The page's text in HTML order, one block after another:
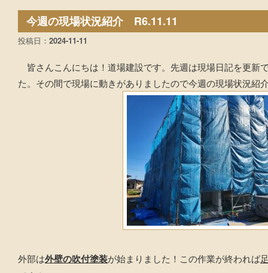
今週の現場状況紹介 R6.11.11
投稿日： 2024-11-11
皆さんこんにちは！道場建設です。先週は現場日記を更新
た。その間で現場に動きがありましたので今週の現場状況紹
外部は外壁の吹付塗装が始まりました！この作業が終われば